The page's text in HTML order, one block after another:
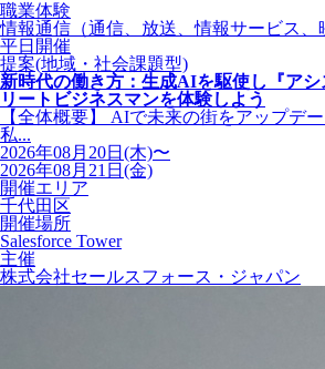
職業体験
情報通信（通信、放送、情報サービス、
平日開催
提案(地域・社会課題型)
新時代の働き方：生成AIを駆使し『ア
リートビジネスマンを体験しよう
【全体概要】 AIで未来の街をアップデ
私...
2026年08月20日(木)〜
2026年08月21日(金)
開催エリア
千代田区
開催場所
Salesforce Tower
主催
株式会社セールスフォース・ジャパン